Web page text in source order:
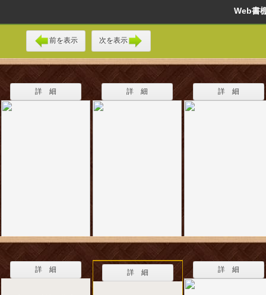
Web
前を表示 次を表示
詳 細 詳 細 詳 細
詳 細 詳 細 詳 細